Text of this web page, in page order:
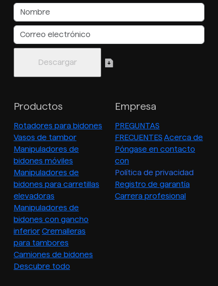
Productos
Rotadores para bidones
Vasos de tambor
Manipuladores de
bidones móviles
Manipuladores de
bidones para carretillas
elevadoras
Manipuladores de
bidones con gancho
inferior Cremalleras
para tambores
Camiones de bidones
Descubre todo
Empresa
PREGUNTAS
FRECUENTES Acerca de
Póngase en contacto
con
Política de privacidad
Registro de garantía
Carrera profesional